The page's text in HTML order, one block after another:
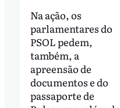
Na ação, os
parlamentares do
PSOL pedem,
também, a
apreensão de
documentos e do
passaporte de